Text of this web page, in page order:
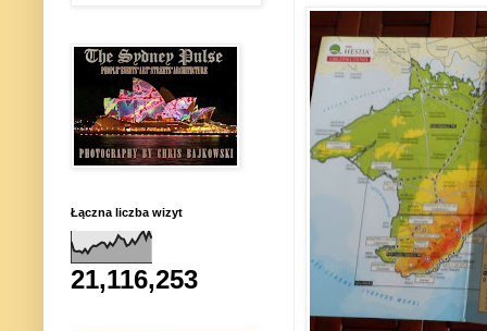
Łączna liczba wizyt
21,116,253